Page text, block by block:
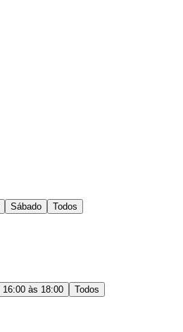
Sábado Todos
16:00 às 18:00
Todos